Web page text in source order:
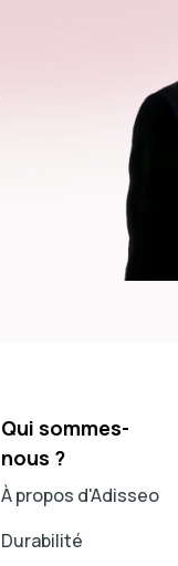
Qui sommes-
nous ?
À propos d'Adisseo
Durabilité